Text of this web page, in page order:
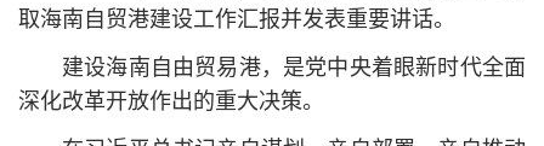
取海南自贸港建设工作汇报并发表重要讲话。
建设海南自由贸易港，是党中央着眼新时代全面
深化改革开放作出的重大决策。